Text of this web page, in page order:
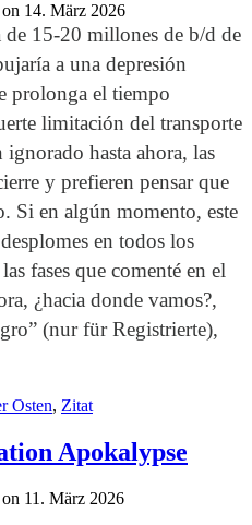
on 14. März 2026
15-20 millones de b/d de
a una depresión
prolonga el tiempo
limitación del transporte
hasta ahora, las
y prefieren pensar que
Si en algún momento, este
en todos los
fases que comenté en el
¿hacia donde vamos?,
(nur für Registrierte),
Osten, Zitat
Apokalypse
on 11. März 2026